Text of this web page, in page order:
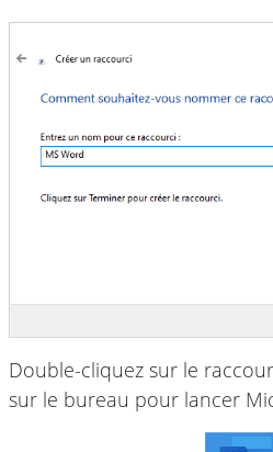
Double-cliquez sur le
sur le bureau pour lancer